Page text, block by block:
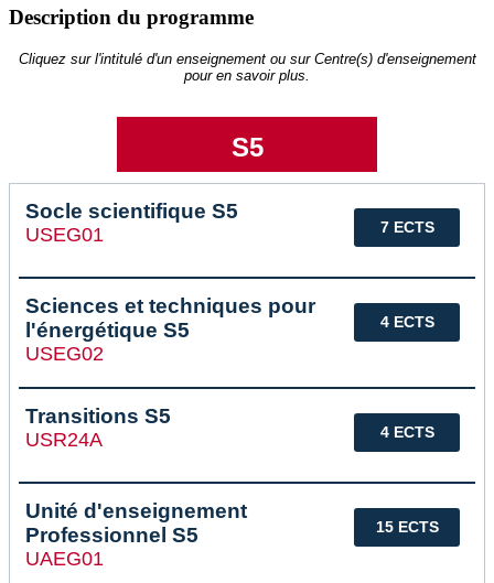
Description du programme
Cliquez sur l'intitulé d'un enseignement ou sur Centre(s) d'enseignement
pour en savoir plus.
S5
7 ECTS
Socle scientifique S5
USEG01
4 ECTS
Sciences et techniques pour
l'énergétique S5
USEG02
4 ECTS
Transitions S5
USR24A
15 ECTS
Unité d'enseignement
Professionnel S5
UAEG01